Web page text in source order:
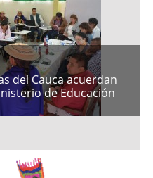
del Cauca acuerdan
de Educación